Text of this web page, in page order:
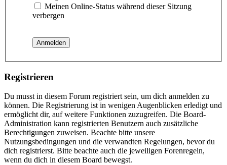
Meinen Online-Status während dieser Sitzung
verbergen
Registrieren
Du musst in diesem Forum registriert sein, um dich anmelden zu
können. Die Registrierung ist in wenigen Augenblicken erledigt und
ermöglicht dir, auf weitere Funktionen zuzugreifen. Die Board-
Administration kann registrierten Benutzern auch zusätzliche
Berechtigungen zuweisen. Beachte bitte unsere
Nutzungsbedingungen und die verwandten Regelungen, bevor du
dich registrierst. Bitte beachte auch die jeweiligen Forenregeln,
wenn du dich in diesem Board bewegst.